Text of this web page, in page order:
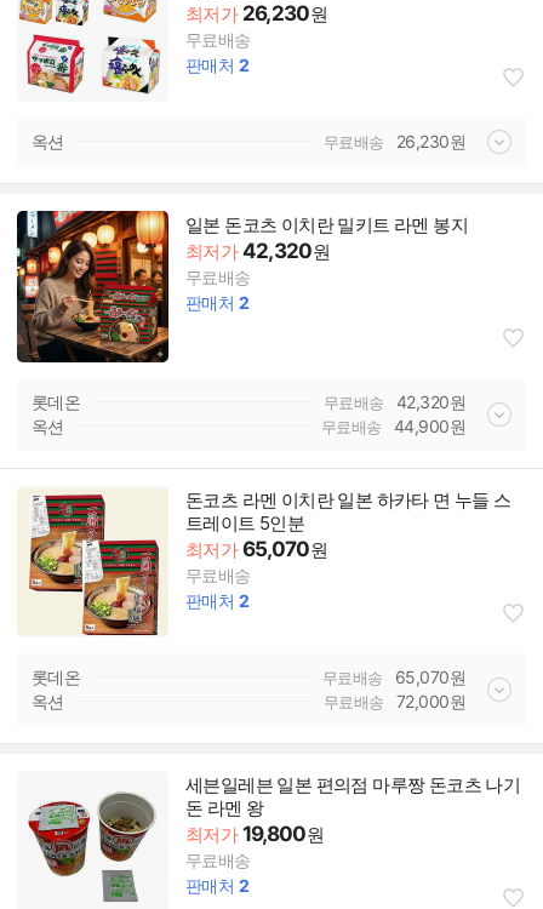
최저가 26,230원
무료배송
판매처 2
옥션 무료배송 26,230원
일본 돈코츠 이치란 밀키트 라멘 봉지
최저가42,320원
무료배송
판매처 2
롯데온 무료배송 42,320원
옥션
무료배송 44,900원
돈코츠 라멘 이치란 일본 하카타 면 누들 스
트레이트 5인분
최저가65,070원
무료배송
판매처 2
롯데온 무료배송 65,070원
옥션
무료배송 72,000원
세븐일레븐 일본 편의점 마루짱 돈코츠 나기
돈 라멘 왕
최저가19,800원
무료배송
판매처 2